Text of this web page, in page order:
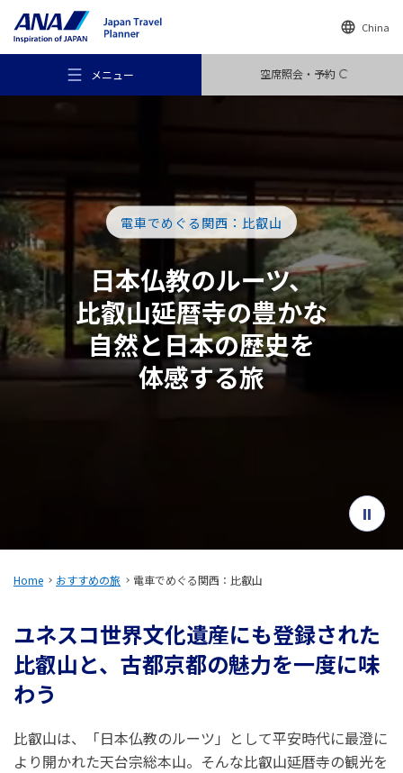
China
メニュー 空席照会・予約
おすすめの旅
旅のアイデア
行き先
閉じる
電車でめぐる関西：比叡山
日本仏教のルーツ、
比叡山延暦寺の豊かな
自然と 日本の歴史を
体感する旅
Home おすすめの旅 電車でめぐる関西：比叡山
ユネスコ世界文化遺産にも登録された
比叡山と、古都京都の魅力を一度に味
わう
比叡山は、「日本仏教のルーツ」として平安時代に最澄に
より開かれた天台宗総本山。そんな比叡山延暦寺の観光を